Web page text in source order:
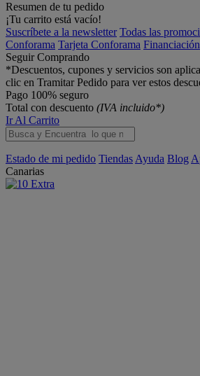
Resumen de tu pedido
¡Tu carrito está vacío!
Suscríbete a la newsletter Todas las
Conforama Tarjeta Conforama Financiación
Seguir Comprando
*Descuentos, cupones y servicios son
clic en Tramitar Pedido para ver estos
Pago 100% seguro
Total con descuento (IVA incluido*)
Ir Al Carrito
Estado de mi pedido Tiendas Ayuda Blog
Canarias